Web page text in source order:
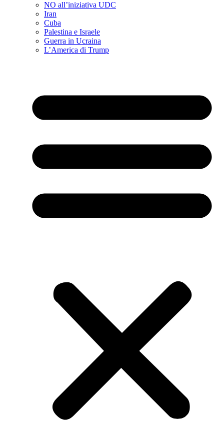
NO all’iniziativa UDC
Iran
Cuba
Palestina e Israele
Guerra in Ucraina
L’America di Trump